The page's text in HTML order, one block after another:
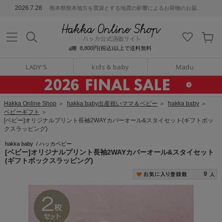
2026.7.28 熊本県熊本地方を震源とする地震の影響によるお荷物のお届けについて
8,800円(税込)以上で送料無料
LADY'S kids & baby Madu
通販サイト
Hakka Online Shop ＞ hakka baby出産祝いママ＆ベビー ＞ hakka baby ＞
ベビーギフト
＞
[ベビー]オリジナルプリント長袖2WAYカバーオール&スタイセット(ギフトボッ
クスラッピング)
hakka baby / ハッカベビー
[ベビー]オリジナルプリント長袖2WAYカバーオール&スタイセット
(ギフトボックスラッピング)
9